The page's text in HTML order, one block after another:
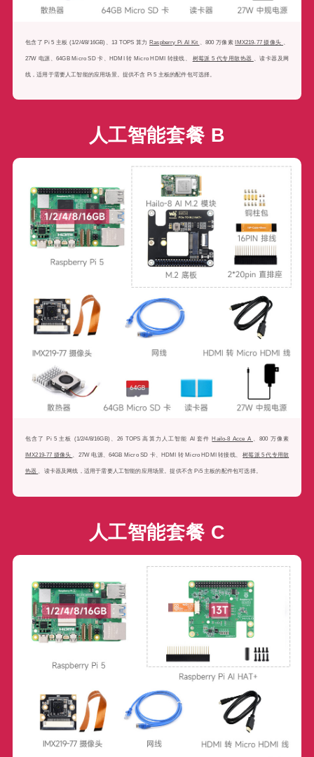
包含了 Pi 5 主板 (1/2/4/8/16GB)、13 TOPS 算力Raspberry Pi AI Kit 、800 万像素IMX219-77 摄像头
27W 电源、64GB Micro SD 卡、HDMI 转 Micro HDMI 转接线、 树莓派 5 代专用散热器 、读卡器及网
线，适用于需要人工智能的应用场景。提供不含 Pi 5 主板的配件包可选择。
人工智能套餐 B
包含了 Pi 5 主板 (1/2/4/8/16GB)、26 TOPS 高算力人工智能 AI 套件 Hailo-8 Acce A 、800 万像素
IMX219-77 摄像头 、27W 电源、64GB Micro SD 卡、HDMI 转 Micro HDMI 转接线、树莓派 5 代专用散
热器 、读卡器及网线，适用于需要人工智能的应用场景。提供不含 Pi5 主板的配件包可选择。
人工智能套餐 C